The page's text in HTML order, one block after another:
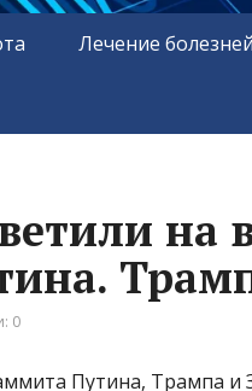
Лечение болезней
на
0
Путина, Трампа и